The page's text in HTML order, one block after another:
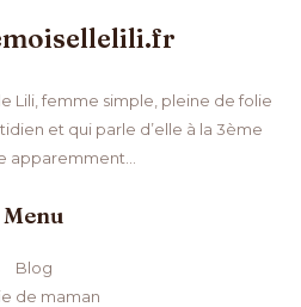
Lili, femme simple, pleine de folie
et qui parle d’elle à la 3ème
apparemment…
Menu
Blog
de maman